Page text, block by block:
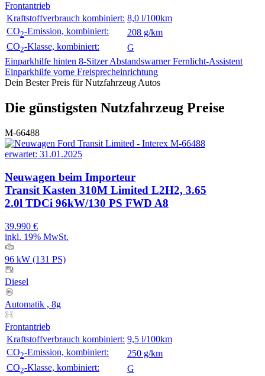
Frontantrieb
Kraftstoffverbrauch kombiniert: 8,0 l/100km
CO2-Emission, kombiniert:
208 g/km
CO2-Klasse, kombiniert:
G
Einparkhilfe hinten 8-Sitzer Abstandswarner Fernlicht-Assistent
Einparkhilfe vorne Freisprecheinrichtung
Dein Bester Preis für Nutzfahrzeug Autos
Die günstigsten Nutzfahrzeug Preise
M-66488
erwartet: 31.01.2025
Neuwagen beim Importeur
Transit Kasten 310M Limited L2H2, 3.65
2.0l TDCi 96kW/130 PS FWD A8
39.990 €
inkl. 19% MwSt.
96 kW (131 PS)
Diesel
Automatik , 8g
Frontantrieb
Kraftstoffverbrauch kombiniert: 9,5 l/100km
CO2-Emission, kombiniert:
250 g/km
CO2-Klasse, kombiniert:
G